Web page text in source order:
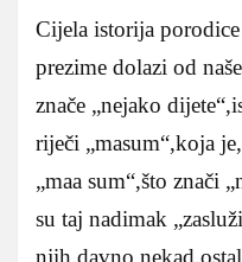
Cijela istorija
prezime dolazi od
znače „nejako
riječi „masum“,koja
„maa sum“,što znači
su taj nadimak
njih,davno